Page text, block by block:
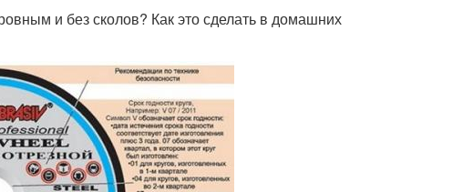
Приспособления для
Болгарка для левши
и без сколов? Как это сделать в домашних